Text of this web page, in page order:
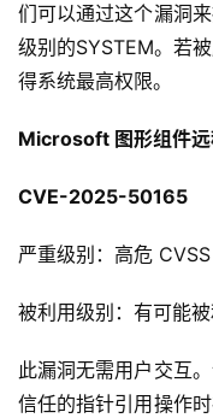
们可以通过这个漏洞
级别的SYSTEM。若
得系统最高权限。
Microsoft 图形组件远
CVE-2025-50165
严重级别：高危
被利用级别：有可能被
此漏洞无需用户交互
信任的指针引用操作